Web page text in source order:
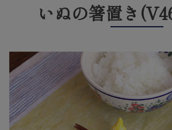
いぬの箸置き